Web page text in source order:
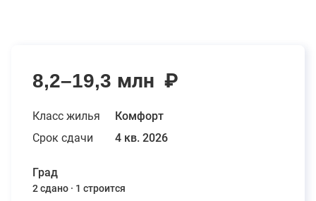
8,2–19,3 млн ₽
Класс жилья
Комфорт
Срок сдачи
4 кв. 2026
Град
2 сдано 1 строится